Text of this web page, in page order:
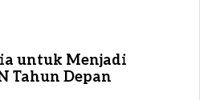
untuk Menjadi
Tahun Depan